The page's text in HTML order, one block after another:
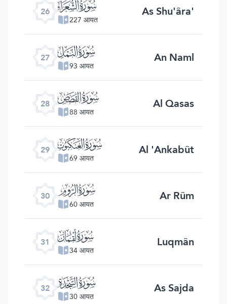
26 ﮦ
227 आयत As Shu'âra'
27 ﮧ
93 आयत An Naml
28 ﮨ
88 आयत Al Qasas
29 ﮩ
69 आयत Al 'Ankabût
30 ﮪ
60 आयत Ar Rûm
31 ﮫ
34 आयत Luqmân
32 ﮬ
30 आयत As Sajda